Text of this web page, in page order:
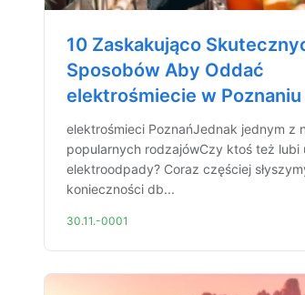
10 Zaskakująco
Sposobów Aby Oddać
elektrośmiecie w Poznaniu
elektrośmieci PoznańJednak jednym z
popularnych rodzajówCzy ktoś też lubi
elektroodpady? Coraz częściej
konieczności db...
30.11.-0001